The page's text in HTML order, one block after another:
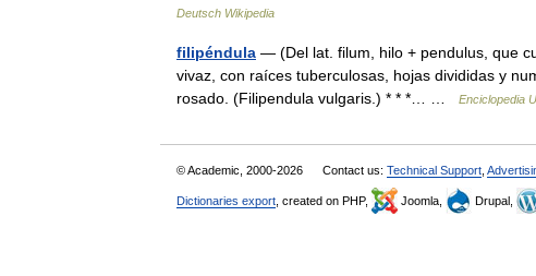
Deutsch Wikipedia
filipéndula — (Del lat. filum, hilo + pendulus, que
vivaz, con raíces tuberculosas, hojas divididas y
rosado. (Filipendula vulgaris.) * * *… …
Enciclopedia
© Academic, 2000-2026 Contact us: Technical Support
Dictionaries export , created on PHP, Joomla, Drupal,